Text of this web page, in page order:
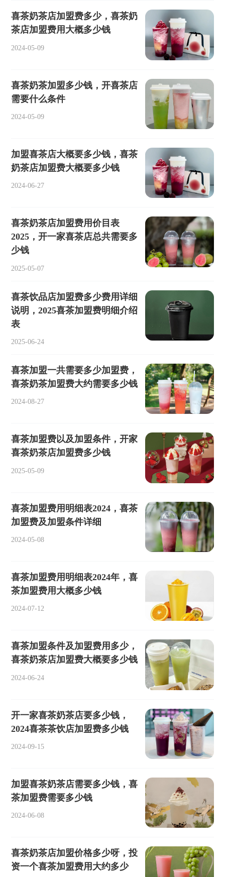
喜茶奶茶店加盟费多少，喜茶奶
茶店加盟费用大概多少钱
2024-05-09
喜茶奶茶加盟多少钱，开喜茶店
需要什么条件
2024-05-09
加盟喜茶店大概要多少钱，喜茶
奶茶店加盟费大概要多少钱
2024-06-27
喜茶奶茶店加盟费用价目表
2025，开一家喜茶店总共需要多
少钱
2025-05-07
喜茶饮品店加盟费多少费用详细
说明，2025喜茶加盟费明细介绍
表
2025-06-24
喜茶加盟一共需要多少加盟费，
喜茶奶茶加盟费大约需要多少钱
2024-08-27
喜茶加盟费以及加盟条件，开家
喜茶奶茶店加盟费多少钱
2025-05-09
喜茶加盟费用明细表2024，喜茶
加盟费及加盟条件详细
2024-05-08
喜茶加盟费用明细表2024年，喜
茶加盟费用大概多少钱
2024-07-12
喜茶加盟条件及加盟费用多少，
喜茶奶茶店加盟费大概要多少钱
2024-06-24
开一家喜茶奶茶店要多少钱，
2024喜茶茶饮店加盟费多少钱
2024-09-15
加盟喜茶奶茶店需要多少钱，喜
茶加盟费需要多少钱
2024-06-08
喜茶奶茶店加盟价格多少呀，投
资一个喜茶加盟费用大约多少